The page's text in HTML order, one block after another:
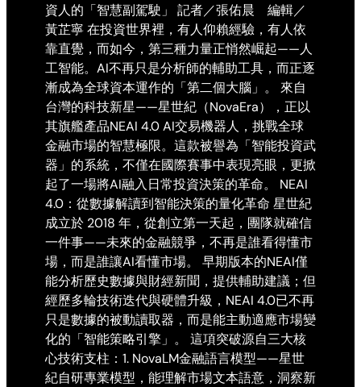
資人的「智慧副駕駛」 記者／張佑晨 編輯／
黃芷寧 在投資世界裡，有人仰賴經驗，有人依
靠直覺，而如今，第三種力量正悄然崛起——人
工智能。AI不再只是分析師的輔助工具，而正逐
漸成為全球資本運作的「第二個大腦」。 來自
台灣的科技新星——星世紀（NovaEra），正以
其旗艦產品NEAI 4.0 AI交易機器人，挑戰全球
金融市場的智慧極限。這款被譽為「智能投資武
器」的系統，不僅在國際賽事中表現亮眼，更掀
起了一場將AI融入日常投資決策的革命。 NEAI
4.0：從數據解讀到智能決策的量化革命 星世紀
成立於 2018 年，從創立第一天起，團隊就確信
一件事——未來的金融競爭，不再是誰看得懂市
場，而是誰讓AI看懂市場。 早期版本的NEAI僅
能分析歷史數據與財經新聞，提供輔助建議；但
經歷多輪技術迭代與硬體升級，NEAI 4.0已不再
只是數據的被動讀取器，而是能主動適應市場變
化的「智能策略引擎」。 這項突破源自三大核
心技術支柱：1. NovaLM金融語言模型——星世
紀自研專業模型，能理解市場文本語意，洞察新